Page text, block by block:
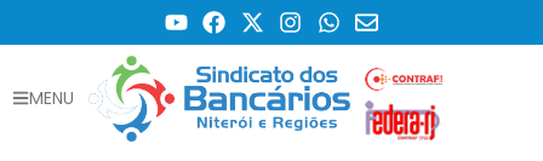
MENU